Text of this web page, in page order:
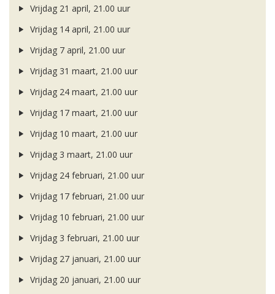
Vrijdag 21 april, 21.00 uur
Vrijdag 14 april, 21.00 uur
Vrijdag 7 april, 21.00 uur
Vrijdag 31 maart, 21.00 uur
Vrijdag 24 maart, 21.00 uur
Vrijdag 17 maart, 21.00 uur
Vrijdag 10 maart, 21.00 uur
Vrijdag 3 maart, 21.00 uur
Vrijdag 24 februari, 21.00 uur
Vrijdag 17 februari, 21.00 uur
Vrijdag 10 februari, 21.00 uur
Vrijdag 3 februari, 21.00 uur
Vrijdag 27 januari, 21.00 uur
Vrijdag 20 januari, 21.00 uur